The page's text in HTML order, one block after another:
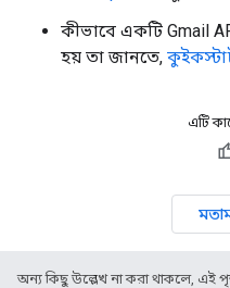
কীভাবে একটি Gmail
হয় তা জানতে,
এটি
অন্য কিছু উল্লেখ না করা থাকলে, এই